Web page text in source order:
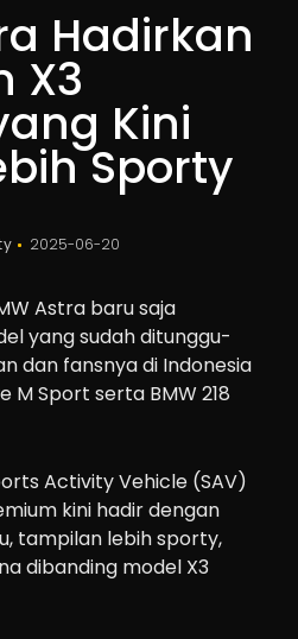
Hadirkan
X3
Kini
Sporty
2025-06-20
Astra baru saja
yang sudah ditunggu-
dan fansnya di Indonesia
M Sport serta BMW 218
Activity Vehicle (SAV)
kini hadir dengan
tampilan lebih sporty,
dibanding model X3